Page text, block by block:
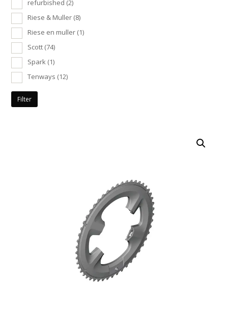
refurbished (2)
Riese & Muller (8)
Riese en muller (1)
Scott (74)
Spark (1)
Tenways (12)
Filter